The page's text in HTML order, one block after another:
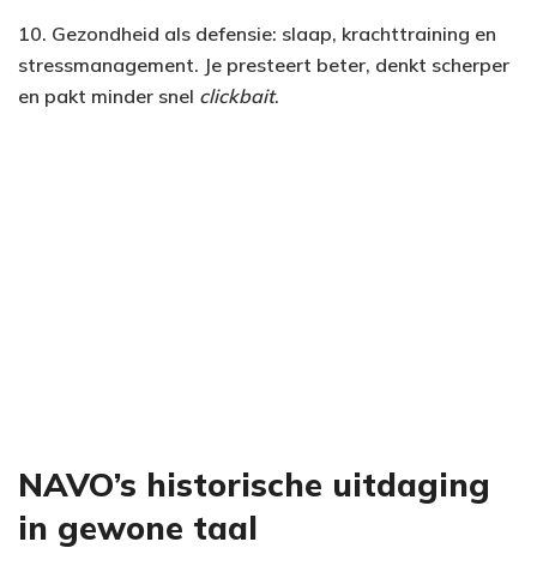
10. Gezondheid als defensie: slaap, krachttraining en
stressmanagement. Je presteert beter, denkt scherper
en pakt minder snel clickbait.
NAVO’s historische uitdaging
in gewone taal